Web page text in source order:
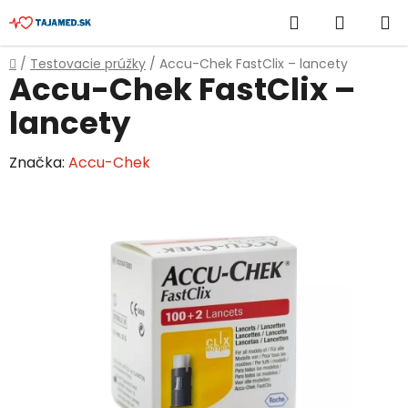
na
obsah
Hľadať
KOŠÍK
Domov
/ Testovacie prúžky / Accu-Chek FastClix – lancety
Accu-Chek FastClix –
lancety
Značka: Accu-Chek